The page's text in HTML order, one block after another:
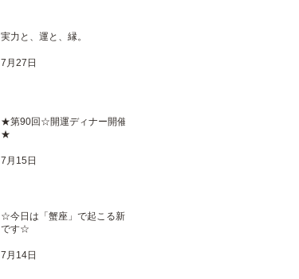
実力と、運と、縁。
7月27日
★第90回☆開運ディナー開催
★
7月15日
☆今日は「蟹座」で起こる新月
です☆
7月14日